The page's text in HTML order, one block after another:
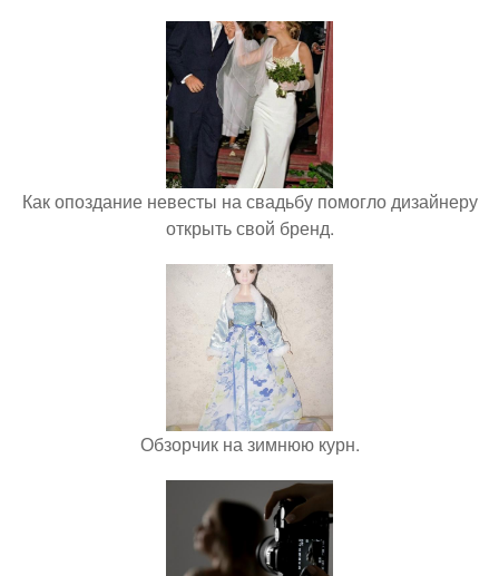
Как опоздание невесты на свадьбу помогло дизайнеру
открыть свой бренд.
Обзорчик на зимнюю курн.